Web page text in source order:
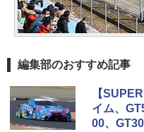
編集部のおすすめ記事
【
イム、
00、